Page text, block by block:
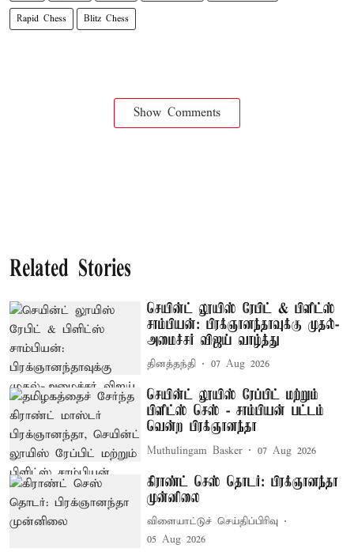
Rapid Chess Blitz Chess
Show Comments
Related Stories
செயின்ட் லூயிஸ் ரேபிட் & பிளிட்ஸ்
சாம்பியன்: பிரக்ஞானந்தாவுக்கு முதல்-
அமைச்சர் விஜய் வாழ்த்து
தினத்தந்தி 07 Aug 2026
செயின்ட் லூயிஸ் ரேப்பிட் மற்றும்
பிளிட்ஸ் செஸ் - சாம்பியன் பட்டம்
வென்ற பிரக்ஞானந்தா
Muthulingam Basker 07 Aug 2026
கிராண்ட் செஸ் தொடர்: பிரக்ஞானந்தா
முன்னிலை
விளையாட்டுச் செய்திப்பிரிவு
05 Aug 2026